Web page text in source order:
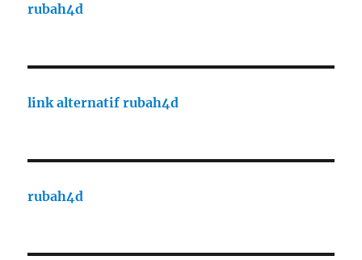
rubah4d
link alternatif rubah4d
rubah4d